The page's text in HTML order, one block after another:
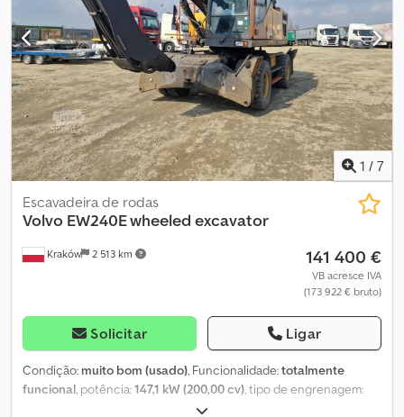
Certificação CE: sim Estado técnico: muito bom Estado visual:
muito bom Preço: sob consulta
1 / 7
Kraków 2 513 km
Escavadeira de rodas
Volvo EW240E wheeled excavator
141 400 €
VB acresce IVA
(173 922 € bruto)
Solicitar Ligar
Condição: muito bom (usado), Funcionalidade:totalmente
funcional, potência:147,1 kW (200,00 cv), tipo de engrenagem:
, tipo de combustível: